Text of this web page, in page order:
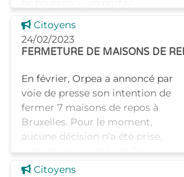
nouvelle génération au service
des citoyens. En Ré
Voir cette news
Citoyens
24/02/2023
FERMETURE DE MAISONS DE
En février, Orpea a annoncé par
voie de presse son intention de
fermer 7 maisons de repos à
Bruxelles. Pour le moment,
aucune décision n'a été prise.
Iriscare n'a pas été notifié
officiellem
Voir cette news
Citoyens